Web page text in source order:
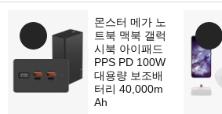
몬스터 메가 노
트북 맥북 갤럭
시북 아이패드
PPS PD 100W
대용량 보조배
터리 40,000m
Ah